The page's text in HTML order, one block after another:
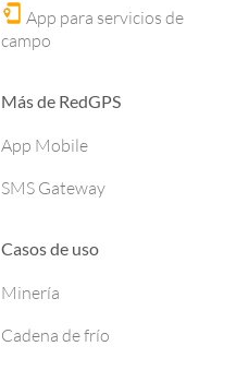
App para servicios de
campo
Más de RedGPS
App Mobile
SMS Gateway
Casos de uso
Minería
Cadena de frío